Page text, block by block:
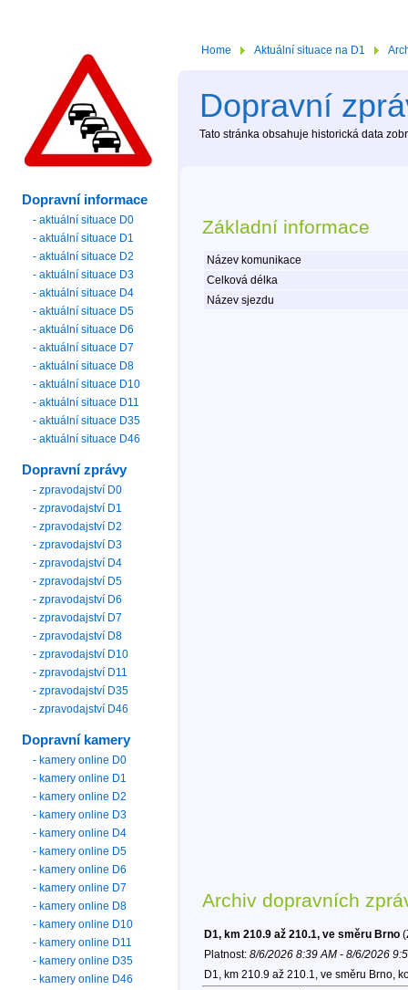
Home Aktuální situace na D1
Dopravní
Tato stránka obsahuje historická data
Základní informace
Název komunikace
Celková délka
Název sjezdu
Archiv dopravních
D1, km 210.9 až 210.1, ve směru Brno
Platnost: 8/6/2026 8:39 AM - 8/6/2026
D1, km 210.9 až 210.1, ve směru Brno,
Dopravní informace
- aktuální situace D0
- aktuální situace D1
- aktuální situace D2
- aktuální situace D3
- aktuální situace D4
- aktuální situace D5
- aktuální situace D6
- aktuální situace D7
- aktuální situace D8
- aktuální situace D10
- aktuální situace D11
- aktuální situace D35
- aktuální situace D46
Dopravní zprávy
- zpravodajství D0
- zpravodajství D1
- zpravodajství D2
- zpravodajství D3
- zpravodajství D4
- zpravodajství D5
- zpravodajství D6
- zpravodajství D7
- zpravodajství D8
- zpravodajství D10
- zpravodajství D11
- zpravodajství D35
- zpravodajství D46
Dopravní kamery
- kamery online D0
- kamery online D1
- kamery online D2
- kamery online D3
- kamery online D4
- kamery online D5
- kamery online D6
- kamery online D7
- kamery online D8
- kamery online D10
- kamery online D11
- kamery online D35
- kamery online D46